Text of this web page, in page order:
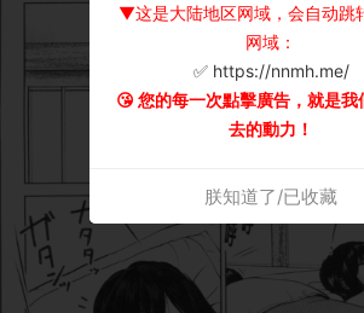
▼这是大陆地区网域，会自动跳
网域：
✅ https://nnmh.me/
😘 您的每一次點擊廣告，就是我
去的動力！
朕知道了/已收藏